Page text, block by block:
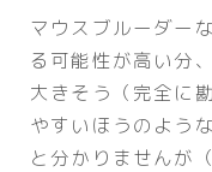
マウスブルーダー
る可能性が高い分
大きそう（完全に
やすいほうのよう
と分かりませんが（